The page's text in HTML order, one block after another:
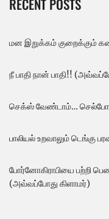
RECENT POSTS
மன இறுக்கம் குறைக்கும்
நீ பாதி நான் பாதி!!
செக்ஸ் வேண்டாம்…
பாலியல் உறவாலும் டெங்கு
போர்னோகிராபியை பற்றி
(அவ்வப்போது கிளாமர்)